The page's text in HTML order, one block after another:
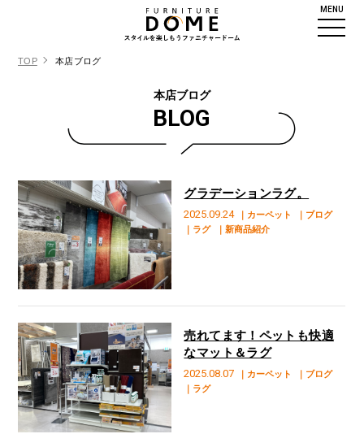
MENU
TOP 本店ブログ
本店ブログ
BLOG
2025.09.24 ｜カーペット
｜ブログ
｜ラグ
｜新商品紹介
グラデーションラグ。
2025.08.07 ｜カーペット
｜ブログ
｜ラグ
売れてます！ペットも快適
なマット＆ラグ